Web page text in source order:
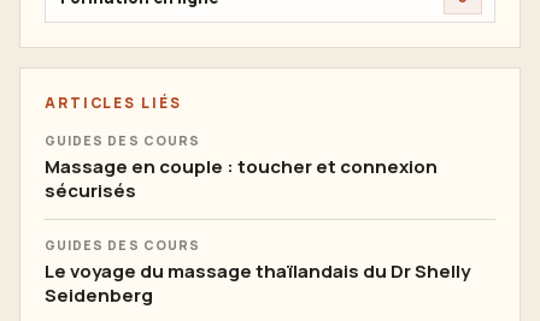
ARTICLES LIÉS
GUIDES DES COURS
Massage en couple : toucher et connexion
sécurisés
GUIDES DES COURS
Le voyage du massage thaïlandais du Dr Shelly
Seidenberg